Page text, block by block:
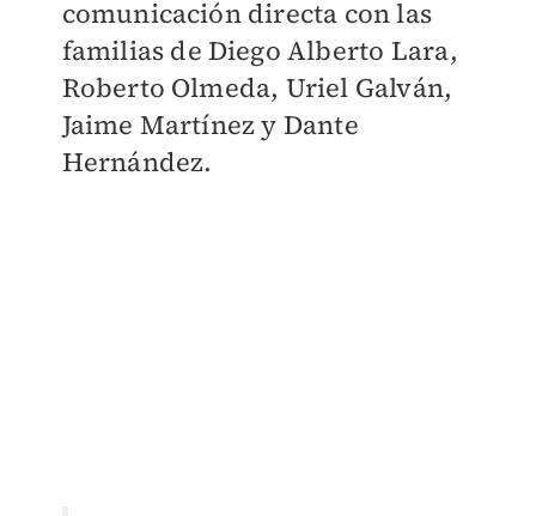
comunicación directa con las
familias de Diego Alberto Lara,
Roberto Olmeda, Uriel Galván,
Jaime Martínez y Dante
Hernández.